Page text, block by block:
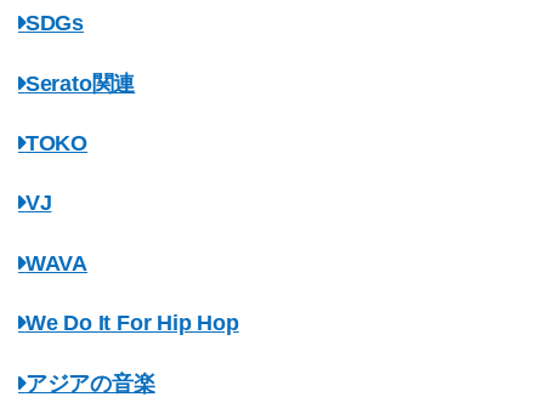
SDGs
Serato関連
TOKO
VJ
WAVA
We Do It For Hip Hop
アジアの音楽